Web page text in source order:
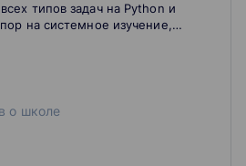
типов задач на Python и
на системное изучение,
натаскивание на шаблонное
большую
о школе